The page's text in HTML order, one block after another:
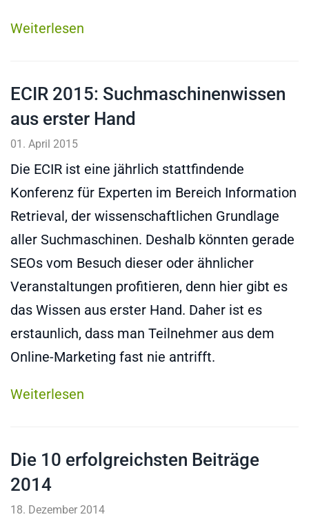
Weiterlesen
ECIR 2015: Suchmaschinenwissen
aus erster Hand
01. April 2015
Die ECIR ist eine jährlich stattfindende
Konferenz für Experten im Bereich Information
Retrieval, der wissenschaftlichen Grundlage
aller Suchmaschinen. Deshalb könnten gerade
SEOs vom Besuch dieser oder ähnlicher
Veranstaltungen profitieren, denn hier gibt es
das Wissen aus erster Hand. Daher ist es
erstaunlich, dass man Teilnehmer aus dem
Online-Marketing fast nie antrifft.
Weiterlesen
Die 10 erfolgreichsten Beiträge
2014
18. Dezember 2014